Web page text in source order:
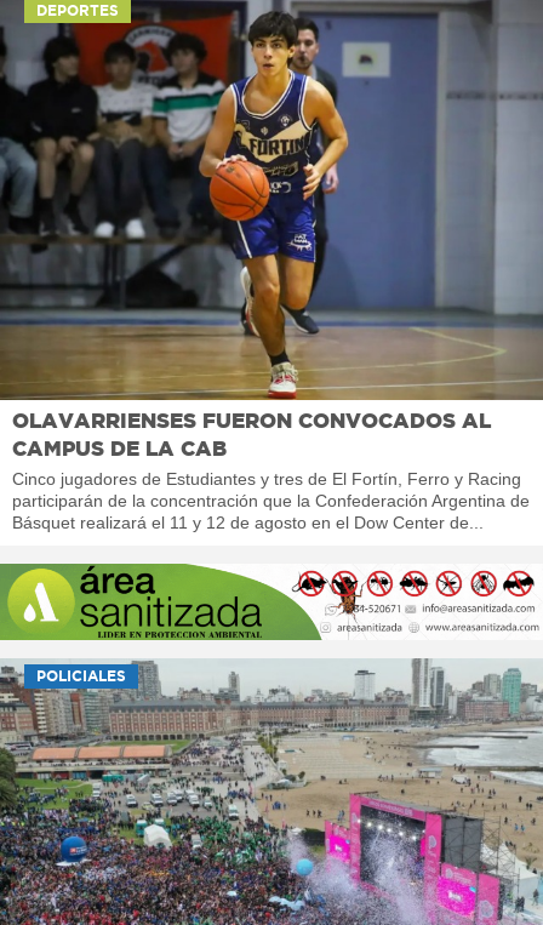
DEPORTES
OLAVARRIENSES FUERON CONVOCADOS AL
CAMPUS DE LA CAB
Cinco jugadores de Estudiantes y tres de El Fortín, Ferro y Racing
participarán de la concentración que la Confederación Argentina de
Básquet realizará el 11 y 12 de agosto en el Dow Center de...
POLICIALES